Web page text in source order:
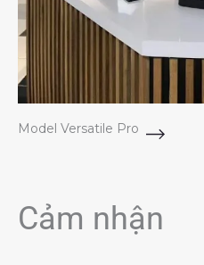
Model Versatile Pro
Cảm nhận